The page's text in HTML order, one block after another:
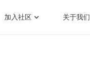
加入社区 关于我们